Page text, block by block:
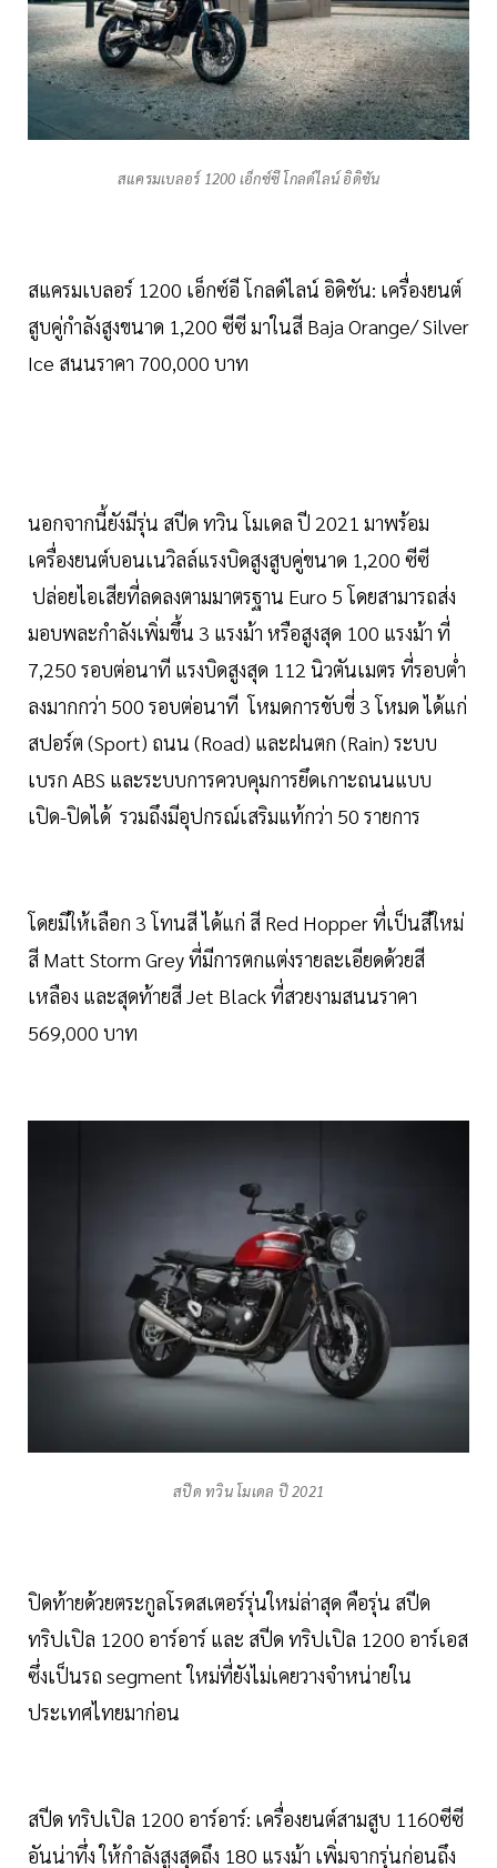
สแครมเบลอร์ 1200 เอ็กซ์ซี โกลด์ไลน์ อิดิชัน
สแครมเบลอร์ 1200 เอ็กซ์อี โกลด์ไลน์ อิดิชัน: เครื่องยนต์
สูบคู่กำลังสูงขนาด 1,200 ซีซี มาในสี Baja Orange/ Silver
Ice สนนราคา 700,000 บาท
นอกจากนี้ยังมีรุ่น สปีด ทวิน โมเดล ปี 2021 มาพร้อม
เครื่องยนต์บอนเนวิลล์แรงบิดสูงสูบคู่ขนาด 1,200 ซีซี
ปล่อยไอเสียที่ลดลงตามมาตรฐาน Euro 5 โดยสามารถส่ง
มอบพละกำลังเพิ่มขึ้น 3 แรงม้า หรือสูงสุด 100 แรงม้า ที่
7,250 รอบต่อนาที แรงบิดสูงสุด 112 นิวตันเมตร ที่รอบต่ำ
ลงมากกว่า 500 รอบต่อนาที โหมดการขับขี่ 3 โหมด ได้แก่
สปอร์ต (Sport) ถนน (Road) และฝนตก (Rain) ระบบ
เบรก ABS และระบบการควบคุมการยึดเกาะถนนแบบ
เปิด-ปิดได้ รวมถึงมีอุปกรณ์เสริมแท้กว่า 50 รายการ
โดยมีให้เลือก 3 โทนสี ได้แก่ สี Red Hopper ที่เป็นสีใหม่
สี Matt Storm Grey ที่มีการตกแต่งรายละเอียดด้วยสี
เหลือง และสุดท้ายสี Jet Black ที่สวยงามสนนราคา
569,000 บาท
สปีด ทวิน โมเดล ปี 2021
ปิดท้ายด้วยตระกูลโรดสเตอร์รุ่นใหม่ล่าสุด คือรุ่น สปีด
ทริปเปิล 1200 อาร์อาร์ และ สปีด ทริปเปิล 1200 อาร์เอส
ซึ่งเป็นรถ segment ใหม่ที่ยังไม่เคยวางจำหน่ายใน
ประเทศไทยมาก่อน
สปีด ทริปเปิล 1200 อาร์อาร์: เครื่องยนต์สามสูบ 1160ซีซี
อันน่าทึ่ง ให้กำลังสูงสุดถึง 180 แรงม้า เพิ่มจากรุ่นก่อนถึง